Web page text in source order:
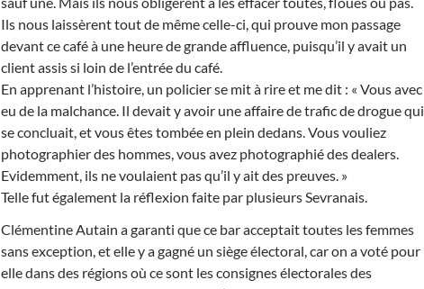
Ils nous laissèrent tout de même celle-ci, qui prouve mon passage
devant ce café à une heure de grande affluence, puisqu’il y avait un
client assis si loin de l’entrée du café.
En apprenant l’histoire, un policier se mit à rire et me dit : « Vous avec
eu de la malchance. Il devait y avoir une affaire de trafic de drogue qui
se concluait, et vous êtes tombée en plein dedans. Vous vouliez
photographier des hommes, vous avez photographié des dealers.
Evidemment, ils ne voulaient pas qu’il y ait des preuves. »
Telle fut également la réflexion faite par plusieurs Sevranais.
Clémentine Autain a garanti que ce bar acceptait toutes les femmes
sans exception, et elle y a gagné un siège électoral, car on a voté pour
elle dans des régions où ce sont les consignes électorales des